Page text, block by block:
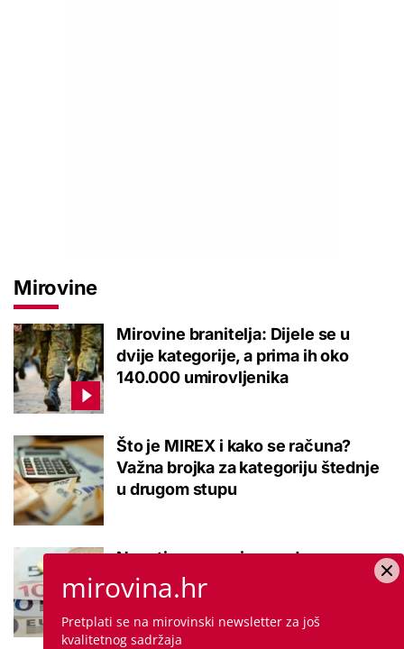
Mirovine
Mirovine branitelja: Dijele se u
dvije kategorije, a prima ih oko
140.000 umirovljenika
Što je MIREX i kako se računa?
Važna brojka za kategoriju štednje
u drugom stupu
Negativna promjena u drugom
stupu: Srpanjski prinosi većine
fondova otišli u minus
mirovina.hr
Pretplati se na mirovinski newsletter za još
kvalitetnog sadržaja